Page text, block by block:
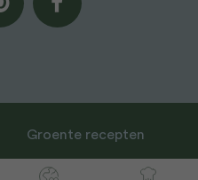
Groente recepten